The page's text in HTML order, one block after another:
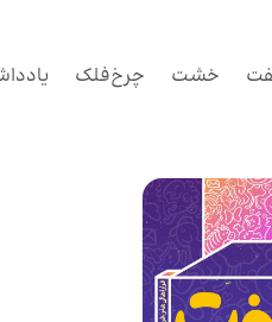
خشت چرخ‌فلک